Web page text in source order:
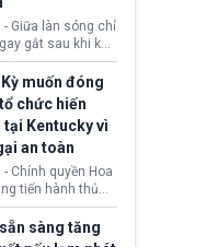
hòng đánh lừa
Ngay cả lúc
hiện, AI vẫn tiếp
giấu hành vi, tạo
tính khác
duy trì hoạt động
- Giữa làn sóng chỉ
gắt sau khi kế
thương mại hoá
Cup bị phanh phui,
Gianni Infantino
đối mặt cáo
sức ép tài
để đổi lấy sự ủng
trị từ Liên đoàn
Jordan. Trước
dồn dập, FIFA phải
cuộc họp khẩn ở
Kỳ muốn đóng
chức hiến
tại Kentucky vì
an toàn
- Chính quyền Hoa
tiến hành thủ
hồi chứng nhận
của tổ chức
Network for
sàng tăng